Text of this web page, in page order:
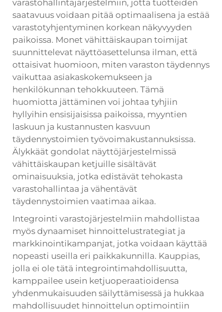
varastohallintajärjestelmiin, jotta tuotteiden
saatavuus voidaan pitää optimaalisena ja estää
varastotyhjentyminen korkean näkyvyyden
paikoissa. Monet vähittäiskaupan toimijat
suunnittelevat näyttöasettelunsa ilman, että
ottaisivat huomioon, miten varaston täydennys
vaikuttaa asiakaskokemukseen ja
henkilökunnan tehokkuuteen. Tämä
huomiotta jättäminen voi johtaa tyhjiin
hyllyihin ensisijaisissa paikoissa, myyntien
laskuun ja kustannusten kasvuun
täydennystoimien työvoimakustannuksissa.
Älykkäät gondolat näyttöjärjestelmissä
vähittäiskaupan ketjuille sisältävät
ominaisuuksia, jotka edistävät tehokasta
varastohallintaa ja vähentävät
täydennystoimien vaatimaa aikaa.
Integrointi varastojärjestelmiin mahdollistaa
myös dynaamiset hinnoittelustrategiat ja
markkinointikampanjat, jotka voidaan käyttää
nopeasti useilla eri paikkakunnilla. Kauppias,
jolla ei ole tätä integrointimahdollisuutta,
kamppailee usein ketjuoperaatioidensa
yhdenmukaisuuden säilyttämisessä ja hukkaa
mahdollisuudet hinnoittelun optimointiin